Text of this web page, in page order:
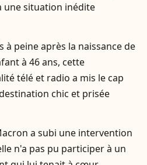
une situation inédite
à peine après la naissance de
à 46 ans, cette
télé et radio a mis le cap
chic et prisée
a subi une intervention
n'a pas pu participer à un